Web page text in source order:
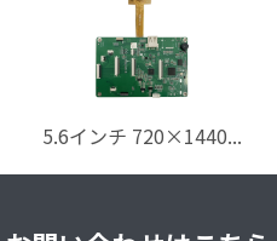
5インチ 720×1280 UART